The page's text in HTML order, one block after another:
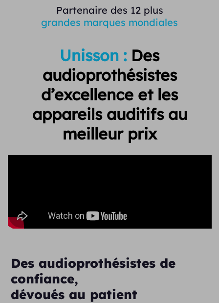
Partenaire des 12 plus
grandes marques mondiales
Unisson : Des
audioprothésistes
d’excellence etles
appareils auditifs au
meilleur prix
Des audioprothésistes de
confiance,
dévoués au patient